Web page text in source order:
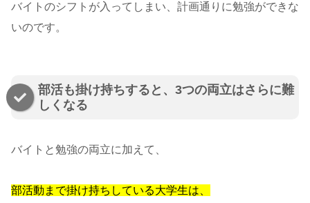
バイトのシフトが入ってしまい、計画通りに勉強ができな
いのです。
部活も掛け持ちすると、3つの両立はさらに難
しくなる
バイトと勉強の両立に加えて、
部活動まで掛け持ちしている大学生は、